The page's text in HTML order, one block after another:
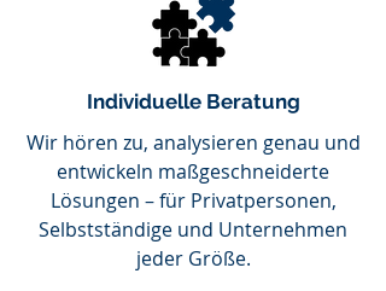
Individuelle Beratung
Wir hören zu, analysieren genau und
entwickeln maßgeschneiderte
Lösungen – für Privatpersonen,
Selbstständige und Unternehmen
jeder Größe.